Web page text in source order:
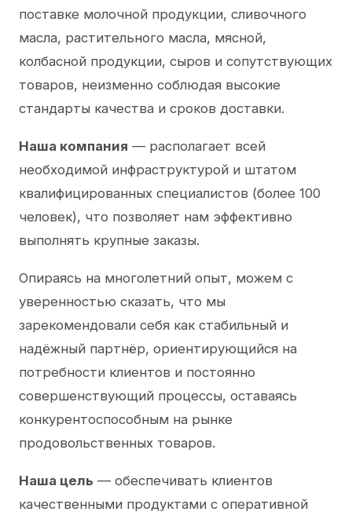
поставке молочной продукции, сливочного
масла, растительного масла, мясной,
колбасной продукции, сыров и сопутствующих
товаров, неизменно соблюдая высокие
стандарты качества и сроков доставки.
Наша компания — располагает всей
необходимой инфраструктурой и штатом
квалифицированных специалистов (более 100
человек), что позволяет нам эффективно
выполнять крупные заказы.
Опираясь на многолетний опыт, можем с
уверенностью сказать, что мы
зарекомендовали себя как стабильный и
надёжный партнёр, ориентирующийся на
потребности клиентов и постоянно
совершенствующий процессы, оставаясь
конкурентоспособным на рынке
продовольственных товаров.
Наша цель — обеспечивать клиентов
качественными продуктами с оперативной